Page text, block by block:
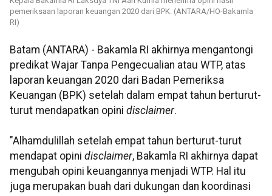
pemeriksaan laporan keuangan 2020 dari BPK. (ANTARA/HO-Bakamla
RI)
Batam (ANTARA) - Bakamla RI akhirnya mengantongi
predikat Wajar Tanpa Pengecualian atau WTP, atas
laporan keuangan 2020 dari Badan Pemeriksa
Keuangan (BPK) setelah dalam empat tahun berturut-
turut mendapatkan opini disclaimer.
"Alhamdulillah setelah empat tahun berturut-turut
mendapat opini disclaimer, Bakamla RI akhirnya dapat
mengubah opini keuangannya menjadi WTP. Hal itu
juga merupakan buah dari dukungan dan koordinasi